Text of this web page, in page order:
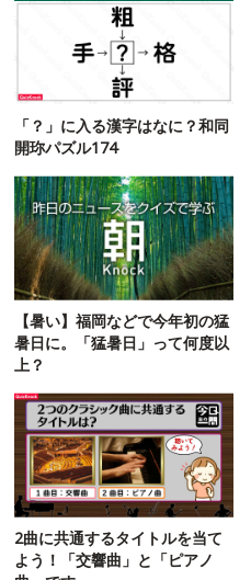
「？」に入る漢字はなに？和同
開珎パズル174
【暑い】福岡などで今年初の猛
暑日に。「猛暑日」って何度以
上？
2曲に共通するタイトルを当て
よう！「交響曲」と「ピアノ